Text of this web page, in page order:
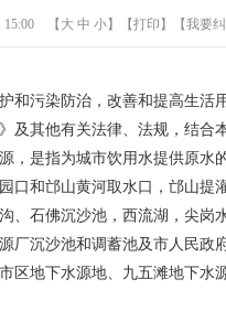
15:00 【 大 中 小】 【打印】 【我要纠
染防治，改善和提高生活用
及其他有关法律、法规，结合
指为城市饮用水提供原水的
和邙山黄河取水口，邙山提
、石佛沉沙池，西流湖，尖岗
厂沉沙池和调蓄池及市人民政
地下水源地、九五滩地下水